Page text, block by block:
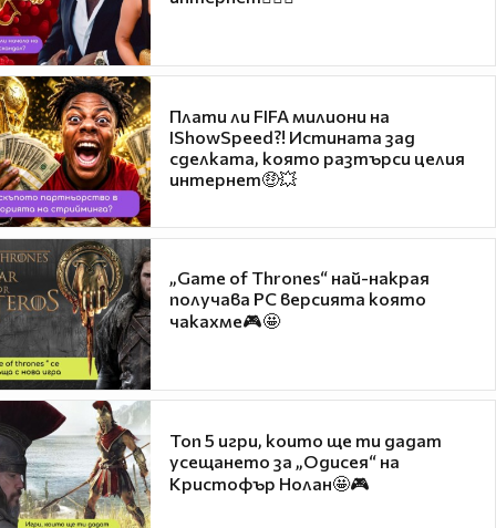
Плати ли FIFA милиони на
IShowSpeed?! Истината зад
сделката, която разтърси целия
интернет🤑💥
„Game of Thrones“ най-накрая
получава PC версията която
чакахме🎮🤩
Топ 5 игри, които ще ти дадат
усещането за „Одисея“ на
Кристофър Нолан🤩🎮